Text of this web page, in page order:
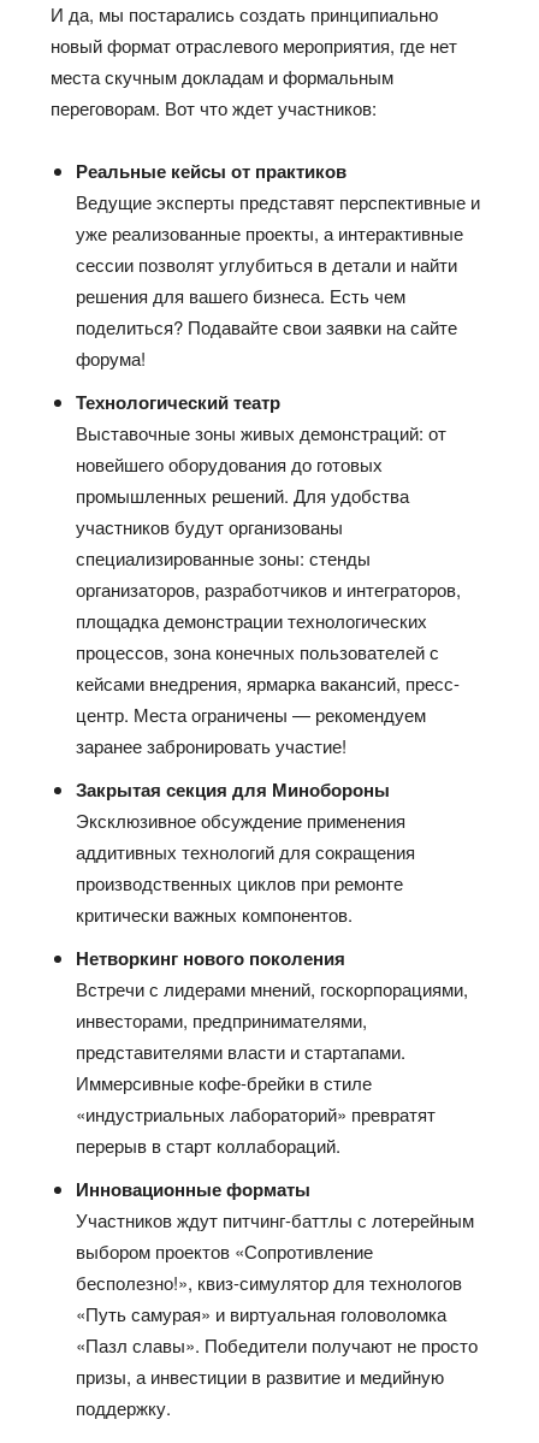
И да, мы постарались создать принципиально
новый формат отраслевого мероприятия, где нет
места скучным докладам и формальным
переговорам. Вот что ждет участников:
Реальные кейсы от практиков
Ведущие эксперты представят перспективные и
уже реализованные проекты, а интерактивные
сессии позволят углубиться в детали и найти
решения для вашего бизнеса. Есть чем
поделиться? Подавайте свои заявки на сайте
форума!
Технологический театр
Выставочные зоны живых демонстраций: от
новейшего оборудования до готовых
промышленных решений. Для удобства
участников будут организованы
специализированные зоны: стенды
организаторов, разработчиков и интеграторов,
площадка демонстрации технологических
процессов, зона конечных пользователей с
кейсами внедрения, ярмарка вакансий, пресс-
центр. Места ограничены — рекомендуем
заранее забронировать участие!
Закрытая секция для Минобороны
Эксклюзивное обсуждение применения
аддитивных технологий для сокращения
производственных циклов при ремонте
критически важных компонентов.
Нетворкинг нового поколения
Встречи с лидерами мнений, госкорпорациями,
инвесторами, предпринимателями,
представителями власти и стартапами.
Иммерсивные кофе-брейки в стиле
«индустриальных лабораторий» превратят
перерыв в старт коллабораций.
Инновационные форматы
Участников ждут питчинг-баттлы с лотерейным
выбором проектов «Сопротивление
бесполезно!», квиз-симулятор для технологов
«Путь самурая» и виртуальная головоломка
«Пазл славы». Победители получают не просто
призы, а инвестиции в развитие и медийную
поддержку.